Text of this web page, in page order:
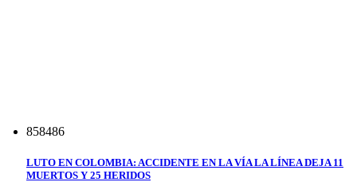
858486
LUTO EN COLOMBIA: ACCIDENTE EN LA VÍA LA LÍNEA DEJA 11
MUERTOS Y 25 HERIDOS